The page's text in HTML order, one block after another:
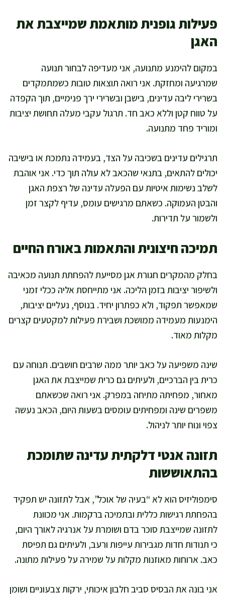
פעילות גופנית מותאמת שמייצבת את
האגן
במקום להימנע מתנועה, אני מעדיפה לבחור תנועה
שמרגיעה ומחזקת. אני רואה תוצאות טובות כשמתמקדים
בשרירי ליבה עדינים, בישבן ובשרירי ירך פנימיים, תוך הקפדה
על טווח קטן וללא כאב חד. תרגול עקבי מעלה תחושת יציבות
ומוריד פחד מתנועה.
תרגילים עדינים בשכיבה על הצד, בעמידה נתמכת או בישיבה
יכולים להתאים, בתנאי שהכאב לא עולה תוך כדי. אני אוהבת
לשלב נשימות איטיות עם הפעלה עדינה של רצפת האגן
והבטן העמוקה. כשאתם מרגישים עומס, עדיף לקצר זמן
ולשמור על תדירות.
תמיכה חיצונית והתאמות באורח החיים
בחלק מהמקרים חגורת אגן מסייעת להפחתת תנועה מכאיבה
ולשיפור יציבות בזמן הליכה. אני מתייחסת אליה ככלי זמני
שמאפשר תפקוד, ולא כפתרון יחיד. בנוסף, נעליים יציבות,
הימנעות מעמידה ממושכת ושבירת פעילות למקטעים קצרים
מקלות מאוד.
שינה משפיעה על כאב יותר ממה שרבים חושבים. תנוחה עם
כרית בין הברכיים, ולעיתים גם כרית שמייצבת את האגן
מאחור, מפחיתה מתיחה במפרק. אני רואה שכשאתם
משפרים שינה ומפחיתים עומסים בשעות היום, הכאב נעשה
צפוי ונוח יותר לניהול.
תזונה אנטי דלקתית עדינה שתומכת
בהתאוששות
סימפוליזיס הוא לא “בעיה של אוכל”, אבל לתזונה יש תפקיד
בהפחתת רגישות כללית ובתמיכה ברקמות. אני מכוונת
לתזונה שמייצבת סוכר בדם ושומרת על אנרגיה לאורך היום,
כי תנודות חדות מגבירות עייפות ורעב, ולעיתים גם תפיסת
כאב. ארוחות מאוזנות מקלות על שמירה על פעילות מתונה.
אני בונה את הבסיס סביב חלבון איכותי, ירקות צבעוניים ושומן